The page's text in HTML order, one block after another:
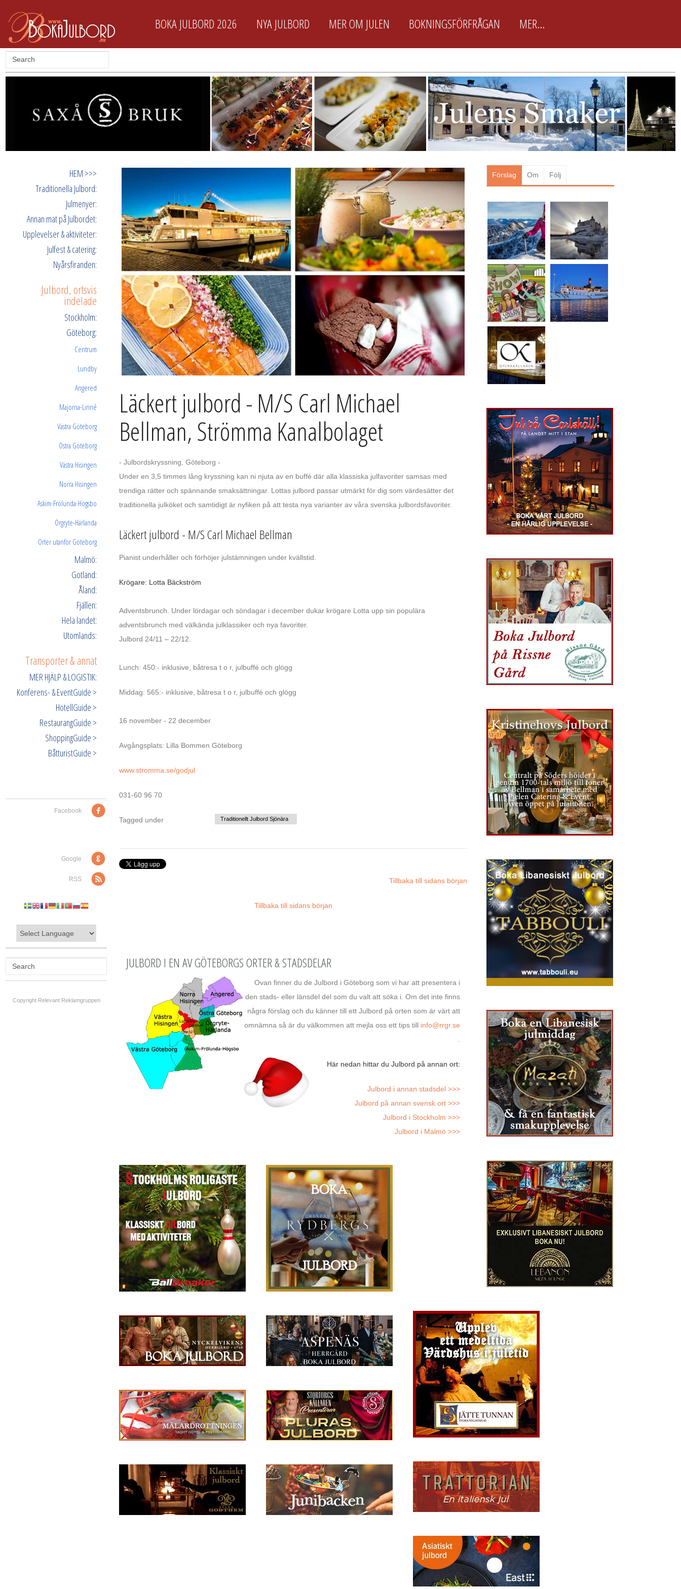
BOKA JULBORD 2026 NYA JULBORD MER OM JULEN BOKNINGSFÖRFRÅGAN MER...
HEM >>>
Traditionella Julbord:
Julmenyer:
Annan mat på Julbordet:
Upplevelser & aktiviteter:
Julfest & catering:
Nyårsfiranden:
Julbord, ortsvis
indelade
Stockholm:
Göteborg:
Centrum
Lundby
Angered
Majorna-Linné
Västra Göteborg
Östra Göteborg
Västra Hisingen
Norra Hisingen
Askim-Frölunda-Högsbo
Örgryte-Härlanda
Orter utanför Göteborg
Malmö:
Gotland:
Åland:
Fjällen:
Hela landet:
Utomlands:
Transporter & annat
MER HJÄLP & LOGISTIK:
Konferens- & EventGuide >
HotellGuide >
RestaurangGuide >
ShoppingGuide >
BåtturistGuide >
Facebook
Google
RSS
Copyright Relevant Reklamgruppen
Läckert julbord - M/S Carl Michael
Bellman, Strömma Kanalbolaget
- Julbordskryssning, Göteborg -
Under en 3,5 timmes lång kryssning kan ni njuta av en buffé där alla klassiska julfavoriter samsas med
trendiga rätter och spännande smaksättningar. Lottas julbord passar utmärkt för dig som värdesätter det
traditionella julköket och samtidigt är nyfiken på att testa nya varianter av våra svenska julbordsfavoriter.
Läckert julbord - M/S Carl Michael Bellman
Pianist underhåller och förhöjer julstämningen under kvällstid.
Krögare: Lotta Bäckström
Adventsbrunch. Under lördagar och söndagar i december dukar krögare Lotta upp sin populära
adventsbrunch med välkända julklassiker och nya favoriter.
Julbord 24/11 – 22/12.
Lunch: 450:- inklusive, båtresa t o r, julbuffé och glögg
Middag: 565:- inklusive, båtresa t o r, julbuffé och glögg
16 november - 22 december
Avgångsplats: Lilla Bommen Göteborg
www.stromma.se/godjul
031-60 96 70
Tagged under Traditionellt Julbord Sjönära
Tillbaka till sidans början
Tillbaka till sidans början
JULBORD I EN AV GÖTEBORGS ORTER & STADSDELAR
Ovan finner du de Julbord i Göteborg som vi har att presentera i
den stads- eller länsdel del som du valt att söka i. Om det inte finns
några förslag och du känner till ett Julbord på orten som är värt att
omnämna så är du välkommen att mejla oss ett tips till info@rrgr.se
Här nedan hittar du Julbord på annan ort:
Julbord i annan stadsdel >>>
Julbord på annan svensk ort >>>
Julbord i Stockholm >>>
Julbord i Malmö >>>
Förslag Om Följ
lättanvänd JulbordsGuide för
arbetsplatser & företag som snabbt
vill boka Julbordet som passar just
dem. Här finns ca 100 utvalda
Julbordsarrangörer...